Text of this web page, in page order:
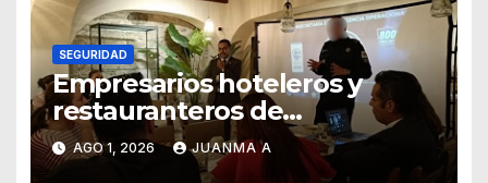
SEGURIDAD
Empresarios hoteleros y
restauranteros de
Guanajuato buscan frenar
intentos de extorsión
AGO 1, 2026 JUANMA A